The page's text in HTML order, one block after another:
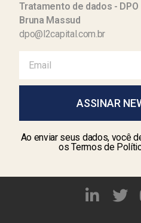
Tratamento de dados - DPO
Bruna Massud
dpo@l2capital.com.br
ASSINAR
Ao enviar seus dados, você
os Termos de